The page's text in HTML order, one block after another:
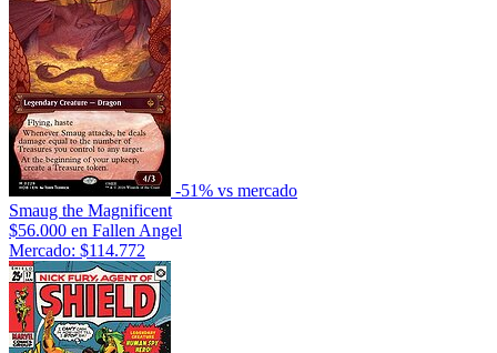
-51% vs mercado
Smaug the Magnificent
$56.000 en Fallen Angel
Mercado: $114.772